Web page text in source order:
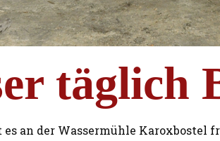
täglich
an der Wassermühle Karoxbostel